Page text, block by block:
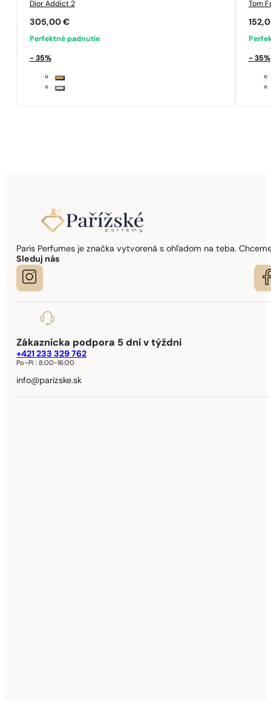
Dior Addict 2
305,00 €
Perfektné padnutie
- 35%
Tom
- 35%
Paris Perfumes je značka vytvorená s ohľadom na teba.
Sleduj nás
Zákaznícka podpora 5 dní v týždni
+421 233 329 762
Po–Pi :8:00-16:00
info@parizske.sk